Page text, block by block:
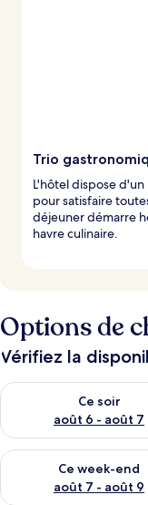
Trio
L'hôtel dispose
pour satisfaire
déjeuner démarre
havre culinaire.
Options de
Vérifiez la
Ce soir
août 6 - août 7
Vérifier la
Ce week-end
août 7 - août 9
Vérifier la